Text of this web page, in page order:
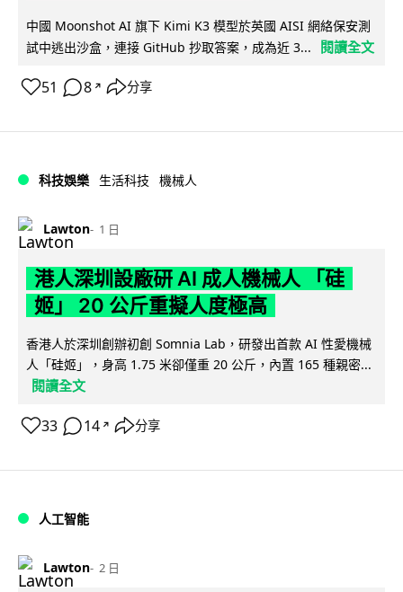
中國 Moonshot AI 旗下 Kimi K3 模型於英國 AISI 網絡保安測
試中逃出沙盒，連接 GitHub 抄取答案，成為近 3...
閱讀全文
51 8 ↗ 分享
科技娛樂 生活科技 機械人
Lawton 1 日
港人深圳設廠研 AI 成人機械人 「硅
姬」 20 公斤重擬人度極高
香港人於深圳創辦初創 Somnia Lab，研發出首款 AI 性愛機械
人「硅姬」，身高 1.75 米卻僅重 20 公斤，內置 165 種親密...
閱讀全文
33 14 ↗ 分享
人工智能
Lawton 2 日